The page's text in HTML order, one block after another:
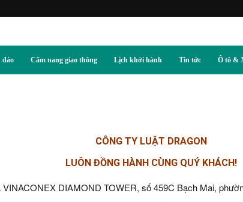
đảo Cẩm nang giao thông Lịch khởi hành Tin tức Ô tô &
CÔNG TY LUẬT DRAGON
LUÔN ĐỒNG HÀNH CÙNG QUÝ KHÁCH!
VINACONEX DIAMOND TOWER, số 459C Bạch Mai,